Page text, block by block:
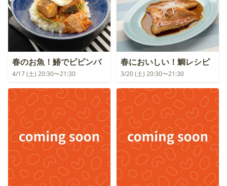
春のお魚！鰆でビビンバ
4/17 (土) 20:30〜21:30
春においしい！鯛レシピ
3/20 (土) 20:30〜21:30